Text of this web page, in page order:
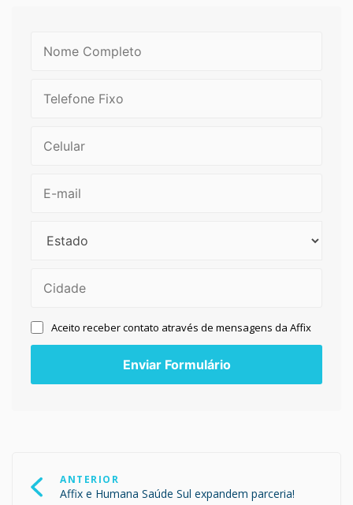
Aceito receber contato através de mensagens da Affix
Post ANTERIOR
Affix e Humana Saúde Sul expandem parceria!